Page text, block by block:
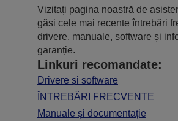
Vizitați pagina noastră de
găsi cele mai recente întrebări
drivere, manuale, software și
garanție.
Linkuri recomandate:
Drivere și software
ÎNTREBĂRI FRECVENTE
Manuale și documentație